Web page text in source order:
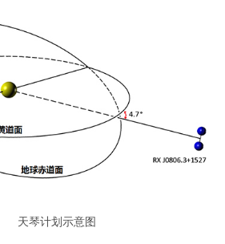
天琴计划示意图